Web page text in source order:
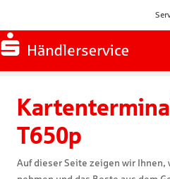
T650p
Auf dieser Seite zeigen wir Ihnen,